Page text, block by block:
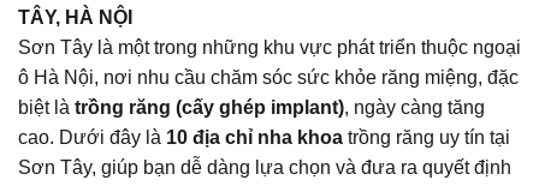
TÂY, HÀ NỘI
Sơn Tây là một trong những khu vực phát triển thuộc ngoại
ô Hà Nội, nơi nhu cầu chăm sóc sức khỏe răng miệng, đặc
biệt là trồng răng (cấy ghép implant), ngày càng tăng
cao. Dưới đây là 10 địa chỉ nha khoa trồng răng uy tín tại
Sơn Tây, giúp bạn dễ dàng lựa chọn và đưa ra quyết định